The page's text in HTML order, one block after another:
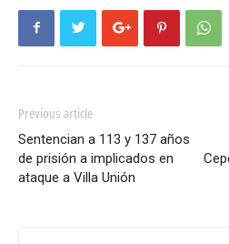
Previous article
Sentencian a 113 y 137 años
de prisión a implicados en
ataque a Villa Unión